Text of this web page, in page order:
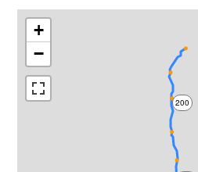
200
+
−